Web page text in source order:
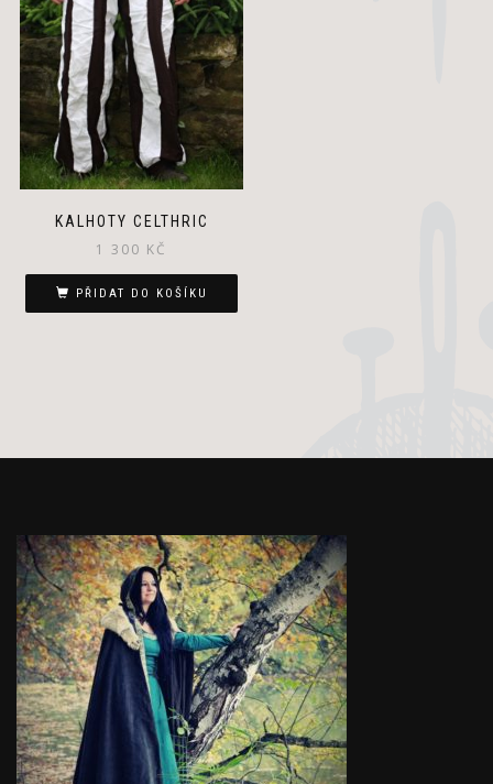
KALHOTY CELTHRIC
1 300 KČ
PŘIDAT DO KOŠÍKU